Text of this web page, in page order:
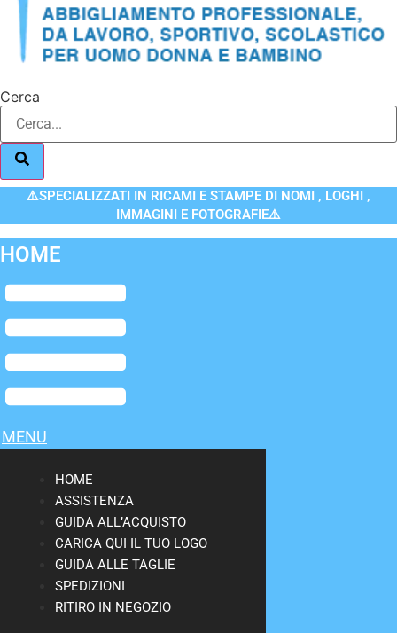
Cerca
⚠️SPECIALIZZATI IN RICAMI E STAMPE DI NOMI , LOGHI ,
IMMAGINI E FOTOGRAFIE⚠️
HOME
Flyout
Menu
MENU
HOME
ASSISTENZA
GUIDA ALL’ACQUISTO
CARICA QUI IL TUO LOGO
GUIDA ALLE TAGLIE
SPEDIZIONI
RITIRO IN NEGOZIO